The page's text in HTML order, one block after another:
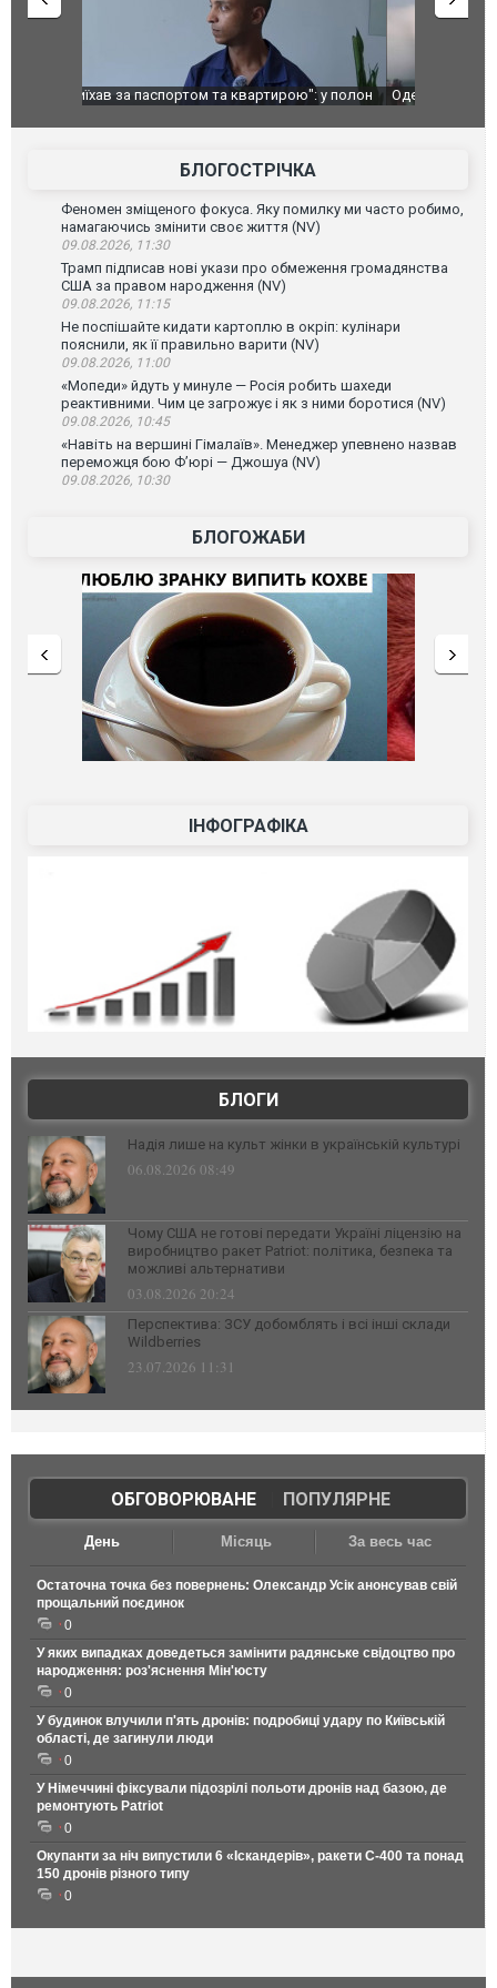
Одесу накрила потужна злива з градом та
Вже
БЛОГОСТРІЧКА
Феномен зміщеного фокуса. Яку помилку ми часто робимо,
намагаючись змінити своє життя (NV)
09.08.2026, 11:30
Трамп підписав нові укази про обмеження громадянства
США за правом народження (NV)
09.08.2026, 11:15
Не поспішайте кидати картоплю в окріп: кулінари
пояснили, як її правильно варити (NV)
09.08.2026, 11:00
«Мопеди» йдуть у минуле — Росія робить шахеди
реактивними. Чим це загрожує і як з ними боротися (NV)
09.08.2026, 10:45
«Навіть на вершині Гімалаїв». Менеджер упевнено назвав
переможця бою Ф’юрі — Джошуа (NV)
09.08.2026, 10:30
БЛОГОЖАБИ
ІНФОГРАФІКА
БЛОГИ
Надія лише на культ жінки в українській культурі
06.08.2026 08:49
Чому США не готові передати Україні ліцензію на
виробництво ракет Patriot: політика, безпека та
можливі альтернативи
03.08.2026 20:24
Перспектива: ЗСУ добомблять і всі інші склади
Wildberries
23.07.2026 11:31
ОБГОВОРЮВАНЕ| ПОПУЛЯРНЕ
День Місяць За весь час
Остаточна точка без повернень: Олександр Усік анонсував свій
прощальний поєдинок
0
У яких випадках доведеться замінити радянське свідоцтво про
народження: роз'яснення Мін'юсту
0
У будинок влучили п'ять дронів: подробиці удару по Київській
області, де загинули люди
0
У Німеччині фіксували підозрілі польоти дронів над базою, де
ремонтують Patriot
0
Окупанти за ніч випустили 6 «Іскандерів», ракети С-400 та понад
150 дронів різного типу
0